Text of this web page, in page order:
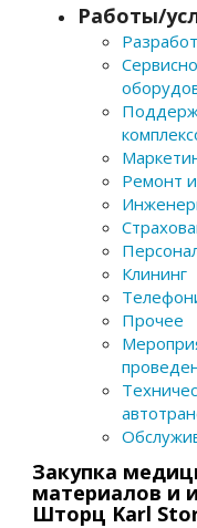
Работы/
Ремонт
Клининг
Прочее
Закупка
материалов и
Шторц Karl